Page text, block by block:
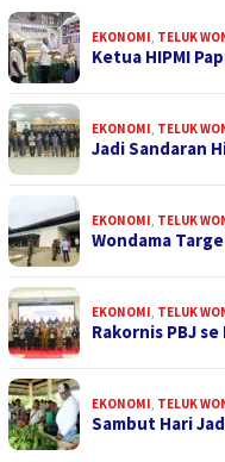
EKONOMI TELUK
Ketua HIPMI
EKONOMI TELUK
Jadi Sandaran
EKONOMI TELUK
Wondama
EKONOMI TELUK
Rakornis PBJ
EKONOMI TELUK
Sambut Hari